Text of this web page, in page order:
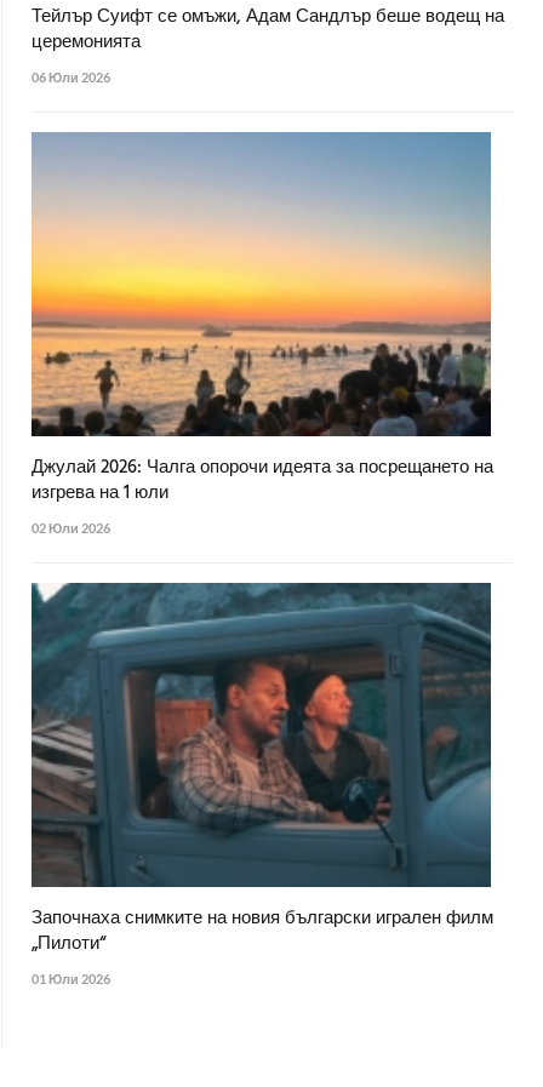
Тейлър Суифт се омъжи, Адам Сандлър беше водещ на
церемонията
06 Юли 2026
Джулай 2026: Чалга опорочи идеята за посрещането на
изгрева на 1 юли
02 Юли 2026
Започнаха снимките на новия български игрален филм
„Пилоти“
01 Юли 2026